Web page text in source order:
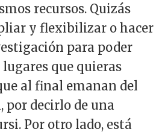
recursos. Quizás
y flexibilizar o hacer
para poder
que quieras
al final emanan del
por decirlo de una
Por otro lado, está